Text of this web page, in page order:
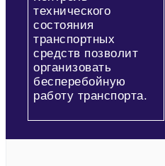
технического
состояния
транспортных
средств позволит
организовать
бесперебойную
работу транспорта.